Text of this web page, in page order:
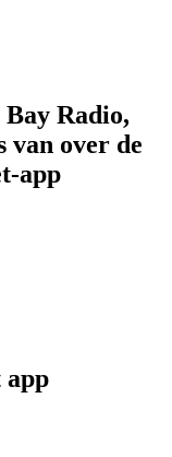
Radio,
van over de
app
app